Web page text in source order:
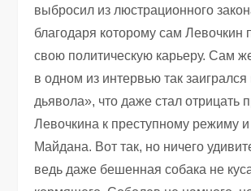
выбросил из люстрационного
благодаря которому сам Левочкин
свою политическую карьеру. Сам
в одном из интервью так заигрался
дьявола», что даже стал отрицать
Левочкина к преступному режиму
Майдана. Вот так, но ничего
ведь даже бешенная собака не